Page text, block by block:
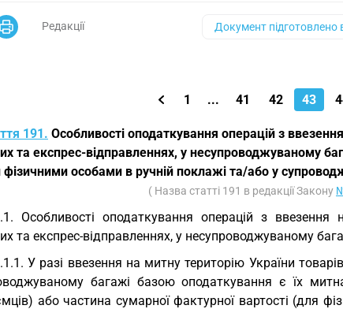
Редакції Документ підготовлено
1 ... 41 42 43
191. Особливості оподаткування операцій з
та експрес-відправленнях, у несупроводжуваному
фізичними особами в ручній поклажі та/або у
( Назва статті 191 в редакції Закону
Особливості оподаткування операцій з
та експрес-відправленнях, у несупроводжуваному
У разі ввезення на митну територію України
багажі базою оподаткування є їх
або частина сумарної фактурної вартості (для